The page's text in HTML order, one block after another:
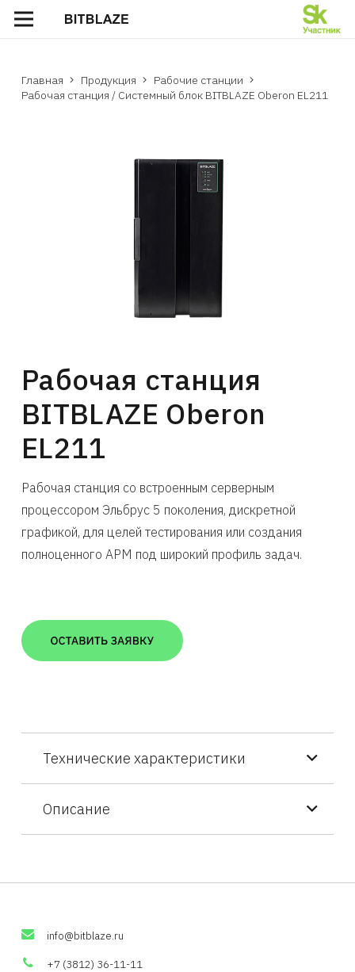
Главная Продукция
Рабочие станции
Рабочая станция / Системный блок BITBLAZE Oberon EL211
Рабочая станция
BITBLAZE Oberon
EL211
Рабочая станция со встроенным серверным
процессором Эльбрус 5 поколения, дискретной
графикой, для целей тестирования или создания
полноценного АРМ под широкий профиль задач.
Технические характеристики
Описание
info@bitblaze.ru
+7 (3812) 36-11-11